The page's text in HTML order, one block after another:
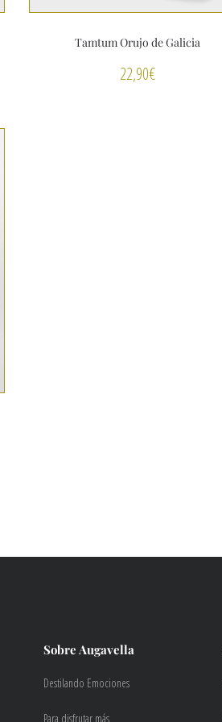
Tamtum Orujo de Galicia
22,90€
Sobre Augavella
Destilando Emociones
Para disfrutar más